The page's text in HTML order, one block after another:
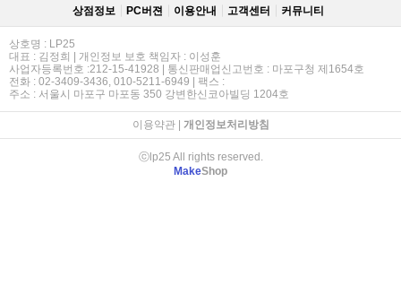
상점정보 PC버젼 이용안내 고객센터 커뮤니티
상호명 : LP25
대표 : 김정희 | 개인정보 보호 책임자 : 이성훈
사업자등록번호 :212-15-41928 | 통신판매업신고번호 : 마포구청 제1654호
전화 : 02-3409-3436, 010-5211-6949 | 팩스 :
주소 : 서울시 마포구 마포동 350 강변한신코아빌딩 1204호
이용약관| 개인정보처리방침
ⓒlp25 All rights reserved.
MakeShop